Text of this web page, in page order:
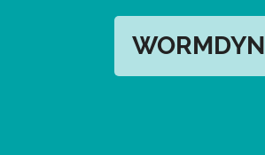
WORMDYN